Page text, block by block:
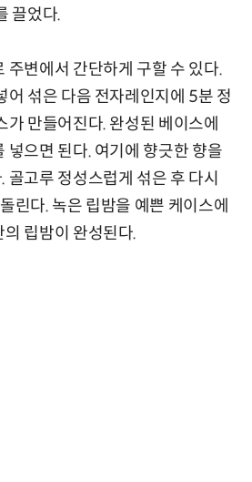
끌었다.
주변에서 간단하게 구할 수 있다.
어 섞은 다음 전자레인지에 5분 정
가 만들어진다. 완성된 베이스에
넣으면 된다. 여기에 향긋한 향을
골고루 정성스럽게 섞은 후 다시
린다. 녹은 립밤을 예쁜 케이스에
립밤이 완성된다.